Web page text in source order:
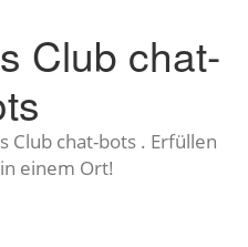
Club chat-
Club chat-bots . Erfüllen
einem Ort!